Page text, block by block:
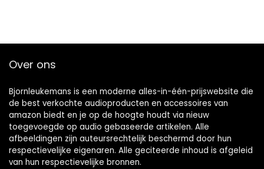
Over ons
Bjornleukemans is een moderne alles-in-één-prijswebsite die
de best verkochte audioproducten en accessoires van
amazon biedt en je op de hoogte houdt via nieuw
toegevoegde op audio gebaseerde artikelen. Alle
afbeeldingen zijn auteursrechtelijk beschermd door hun
respectievelijke eigenaren. Alle geciteerde inhoud is afgeleid
van hun respectievelijke bronnen.